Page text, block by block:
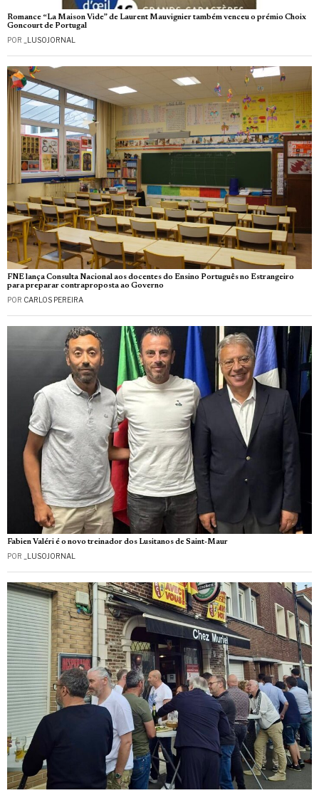
Romance “La Maison Vide” de Laurent Mauvignier também venceu o prémio Choix
Goncourt de Portugal
POR _LUSOJORNAL
FNE lança Consulta Nacional aos docentes do Ensino Português no Estrangeiro
para preparar contraproposta ao Governo
POR CARLOS PEREIRA
Fabien Valéri é o novo treinador dos Lusitanos de Saint-Maur
POR _LUSOJORNAL